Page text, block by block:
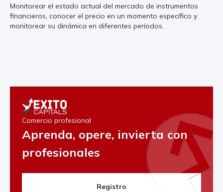
Monitorear el estado actual del mercado de instrumentos
financieros, conocer el precio en un momento específico y
monitorear su dinámica en diferentes períodos.
Comercio profesional
Aprenda, opere, invierta con
profesionales
Registro